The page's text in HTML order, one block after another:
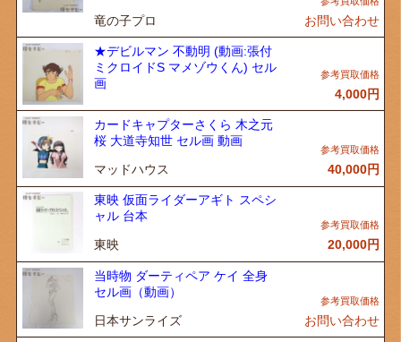
竜の子プロ お問い合わせ
★デビルマン 不動明 (動画:張付
ミクロイドS マメゾウくん) セル
画
4,000円
カードキャプターさくら 木之元
桜 大道寺知世 セル画 動画
マッドハウス 40,000円
東映 仮面ライダーアギト スペシ
ャル 台本
東映 20,000円
当時物 ダーティペア ケイ 全身
セル画（動画）
日本サンライズ お問い合わせ